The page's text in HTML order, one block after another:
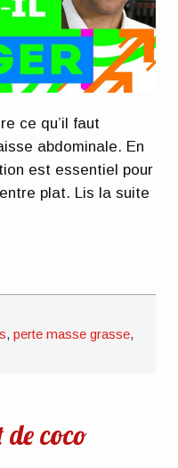
ce qu’il faut
abdominale. En
est essentiel pour
plat. Lis la suite
,perte masse grasse,
coco